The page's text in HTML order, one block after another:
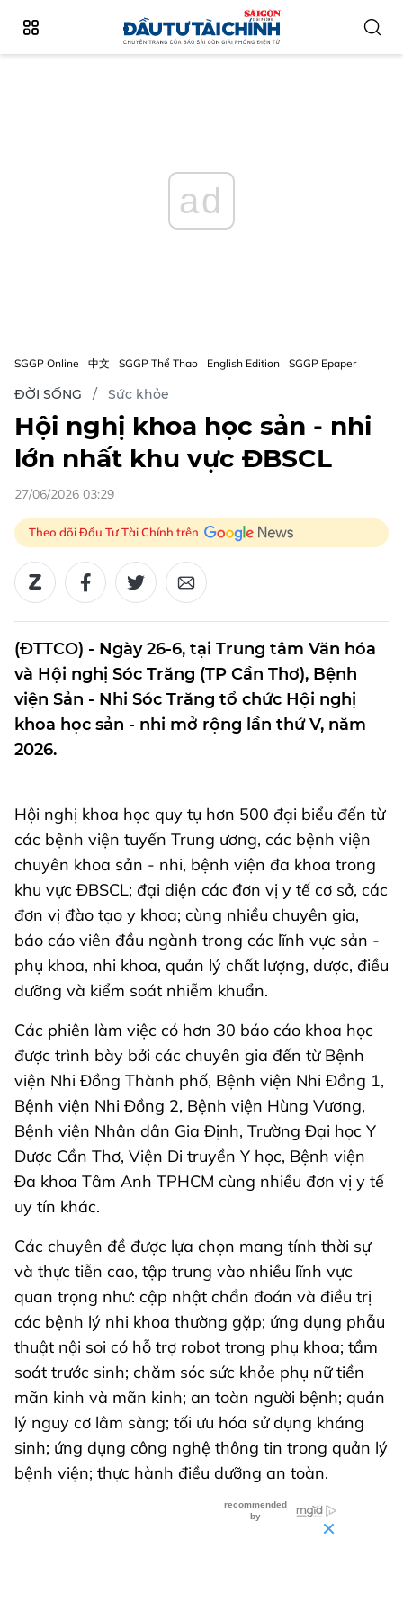
ad
SGGP Online 中文 SGGP Thể Thao English Edition SGGP Epaper
ĐỜI SỐNG Sức khỏe
Hội nghị khoa học sản - nhi
lớn nhất khu vực ĐBSCL
27/06/2026 03:29
Theo dõi Đầu Tư Tài Chính trên
(ĐTTCO) - Ngày 26-6, tại Trung tâm Văn hóa
và Hội nghị Sóc Trăng (TP Cần Thơ), Bệnh
viện Sản - Nhi Sóc Trăng tổ chức Hội nghị
khoa học sản - nhi mở rộng lần thứ V, năm
2026.
Hội nghị khoa học quy tụ hơn 500 đại biểu đến từ
các bệnh viện tuyến Trung ương, các bệnh viện
chuyên khoa sản - nhi, bệnh viện đa khoa trong
khu vực ĐBSCL; đại diện các đơn vị y tế cơ sở, các
đơn vị đào tạo y khoa; cùng nhiều chuyên gia,
báo cáo viên đầu ngành trong các lĩnh vực sản -
phụ khoa, nhi khoa, quản lý chất lượng, dược, điều
dưỡng và kiểm soát nhiễm khuẩn.
Các phiên làm việc có hơn 30 báo cáo khoa học
được trình bày bởi các chuyên gia đến từ Bệnh
viện Nhi Đồng Thành phố, Bệnh viện Nhi Đồng 1,
Bệnh viện Nhi Đồng 2, Bệnh viện Hùng Vương,
Bệnh viện Nhân dân Gia Định, Trường Đại học Y
Dược Cần Thơ, Viện Di truyền Y học, Bệnh viện
Đa khoa Tâm Anh TPHCM cùng nhiều đơn vị y tế
uy tín khác.
Các chuyên đề được lựa chọn mang tính thời sự
và thực tiễn cao, tập trung vào nhiều lĩnh vực
quan trọng như: cập nhật chẩn đoán và điều trị
các bệnh lý nhi khoa thường gặp; ứng dụng phẫu
thuật nội soi có hỗ trợ robot trong phụ khoa; tầm
soát trước sinh; chăm sóc sức khỏe phụ nữ tiền
mãn kinh và mãn kinh; an toàn người bệnh; quản
lý nguy cơ lâm sàng; tối ưu hóa sử dụng kháng
sinh; ứng dụng công nghệ thông tin trong quản lý
bệnh viện; thực hành điều dưỡng an toàn.